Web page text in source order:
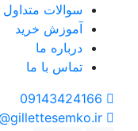
سوالات متداول
آموزش خرید
درباره ما
تماس با ما